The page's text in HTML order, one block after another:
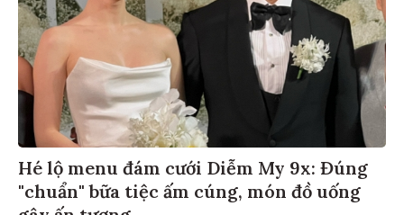
Hé lộ menu đám cưới Diễm My 9x: Đúng
"chuẩn" bữa tiệc ấm cúng, món đồ uống